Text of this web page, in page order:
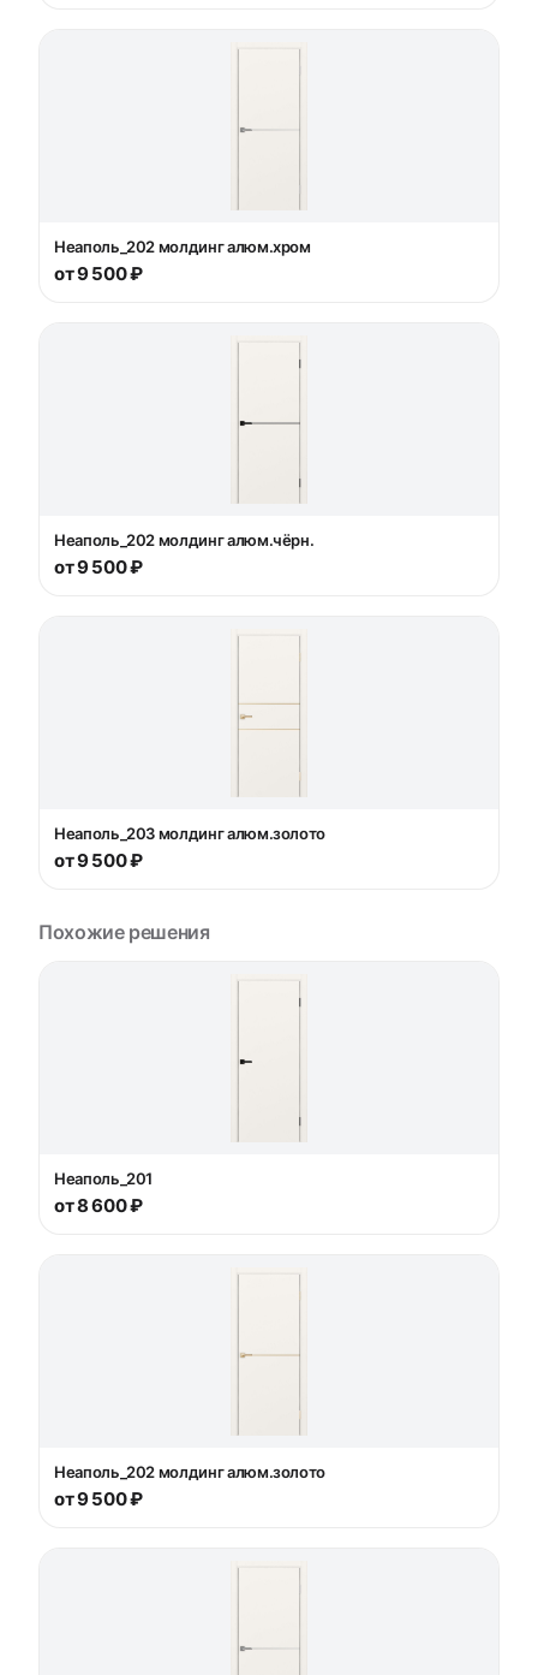
Неаполь_202 молдинг алюм.хром
от 9 500 ₽
Неаполь_202 молдинг алюм.чёрн.
от 9 500 ₽
Неаполь_203 молдинг алюм.золото
от 9 500 ₽
Похожие решения
Неаполь_201
от 8 600 ₽
Неаполь_202 молдинг алюм.золото
от 9 500 ₽